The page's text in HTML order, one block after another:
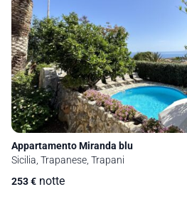
Appartamento Miranda blu
Sicilia, Trapanese, Trapani
253€ notte